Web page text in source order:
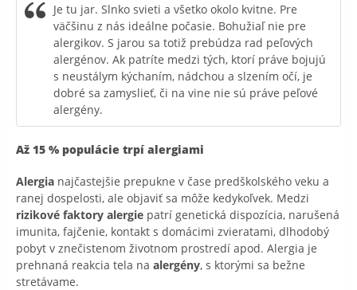
Je tu jar. Slnko svieti a všetko okolo kvitne. Pre
väčšinu z nás ideálne počasie. Bohužiaľ nie pre
alergikov. S jarou sa totiž prebúdza rad peľových
alergénov. Ak patríte medzi tých, ktorí práve bojujú
s neustálym kýchaním, nádchou a slzením očí, je
dobré sa zamyslieť, či na vine nie sú práve peľové
alergény.
Až 15 % populácie trpí alergiami
Alergia najčastejšie prepukne v čase predškolského veku a
ranej dospelosti, ale objaviť sa môže kedykoľvek. Medzi
rizikové faktory alergie patrí genetická dispozícia, narušená
imunita, fajčenie, kontakt s domácimi zvieratami, dlhodobý
pobyt v znečistenom životnom prostredí apod. Alergia je
prehnaná reakcia tela na alergény, s ktorými sa bežne
stretávame.